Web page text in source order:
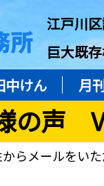
江戸川
巨大既
中けん 月
の声
らメールをいた